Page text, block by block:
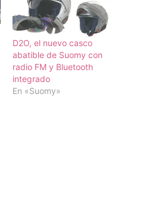
D2O, el nuevo casco
abatible de Suomy con
radio FM y Bluetooth
integrado
En «Suomy»